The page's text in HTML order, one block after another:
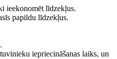
ieekonomēt līdzekļus.
papildu līdzekļus.
iepriecināšanas laiks, un